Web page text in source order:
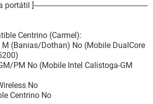
]---------------------------------------------------------
Centrino (Carmel):
M (Banias/Dothan) No (Mobile DualCore
PM No (Mobile Intel Calistoga-GM
No
Centrino No